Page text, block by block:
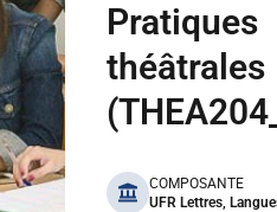
Pratiques
théâtrales
benefits
COMPOSANTE
UFR Lettres,